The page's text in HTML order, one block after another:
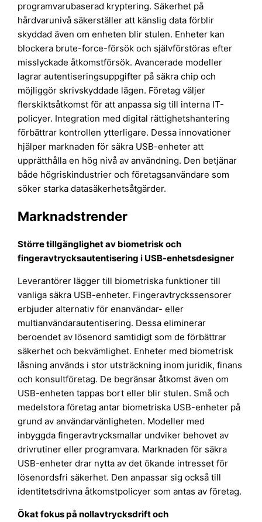
programvarubaserad kryptering. Säkerhet på
hårdvarunivå säkerställer att känslig data förblir
skyddad även om enheten blir stulen. Enheter kan
blockera brute-force-försök och självförstöras efter
misslyckade åtkomstförsök. Avancerade modeller
lagrar autentiseringsuppgifter på säkra chip och
möjliggör skrivskyddade lägen. Företag väljer
flerskiktsåtkomst för att anpassa sig till interna IT-
policyer. Integration med digital rättighetshantering
förbättrar kontrollen ytterligare. Dessa innovationer
hjälper marknaden för säkra USB-enheter att
upprätthålla en hög nivå av användning. Den betjänar
både högriskindustrier och företagsanvändare som
söker starka datasäkerhetsåtgärder.
Marknadstrender
Större tillgänglighet av biometrisk och
fingeravtrycksautentisering i USB-enhetsdesigner
Leverantörer lägger till biometriska funktioner till
vanliga säkra USB-enheter. Fingeravtryckssensorer
erbjuder alternativ för enanvändar- eller
multianvändarautentisering. Dessa eliminerar
beroendet av lösenord samtidigt som de förbättrar
säkerhet och bekvämlighet. Enheter med biometrisk
låsning används i stor utsträckning inom juridik, finans
och konsultföretag. De begränsar åtkomst även om
USB-enheten tappas bort eller blir stulen. Små och
medelstora företag antar biometriska USB-enheter på
grund av användarvänligheten. Modeller med
inbyggda fingeravtrycksmallar undviker behovet av
drivrutiner eller programvara. Marknaden för säkra
USB-enheter drar nytta av det ökande intresset för
lösenordsfri säkerhet. Den anpassar sig också till
identitetsdrivna åtkomstpolicyer som antas av företag.
Ökat fokus på nollavtrycksdrift och